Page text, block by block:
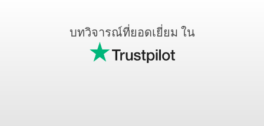
บทวิจารณ์ที่ยอดเยี่ยม ใน